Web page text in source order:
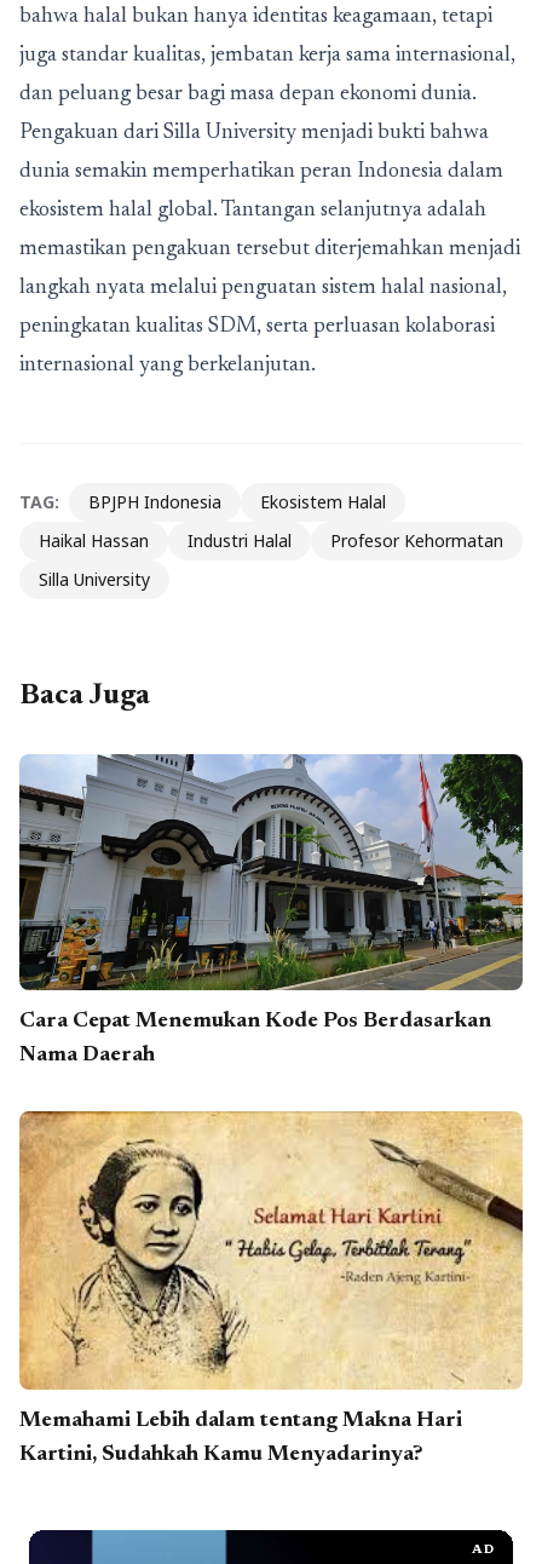
bahwa halal bukan hanya identitas keagamaan, tetapi
juga standar kualitas, jembatan kerja sama internasional,
dan peluang besar bagi masa depan ekonomi dunia.
Pengakuan dari Silla University menjadi bukti bahwa
dunia semakin memperhatikan peran Indonesia dalam
ekosistem halal global. Tantangan selanjutnya adalah
memastikan pengakuan tersebut diterjemahkan menjadi
langkah nyata melalui penguatan sistem halal nasional,
peningkatan kualitas SDM, serta perluasan kolaborasi
internasional yang berkelanjutan.
TAG: BPJPH Indonesia
Ekosistem Halal
Haikal Hassan
Industri Halal
Profesor Kehormatan
Silla University
Baca Juga
Cara Cepat Menemukan Kode Pos Berdasarkan
Nama Daerah
Memahami Lebih dalam tentang Makna Hari
Kartini, Sudahkah Kamu Menyadarinya?
AD